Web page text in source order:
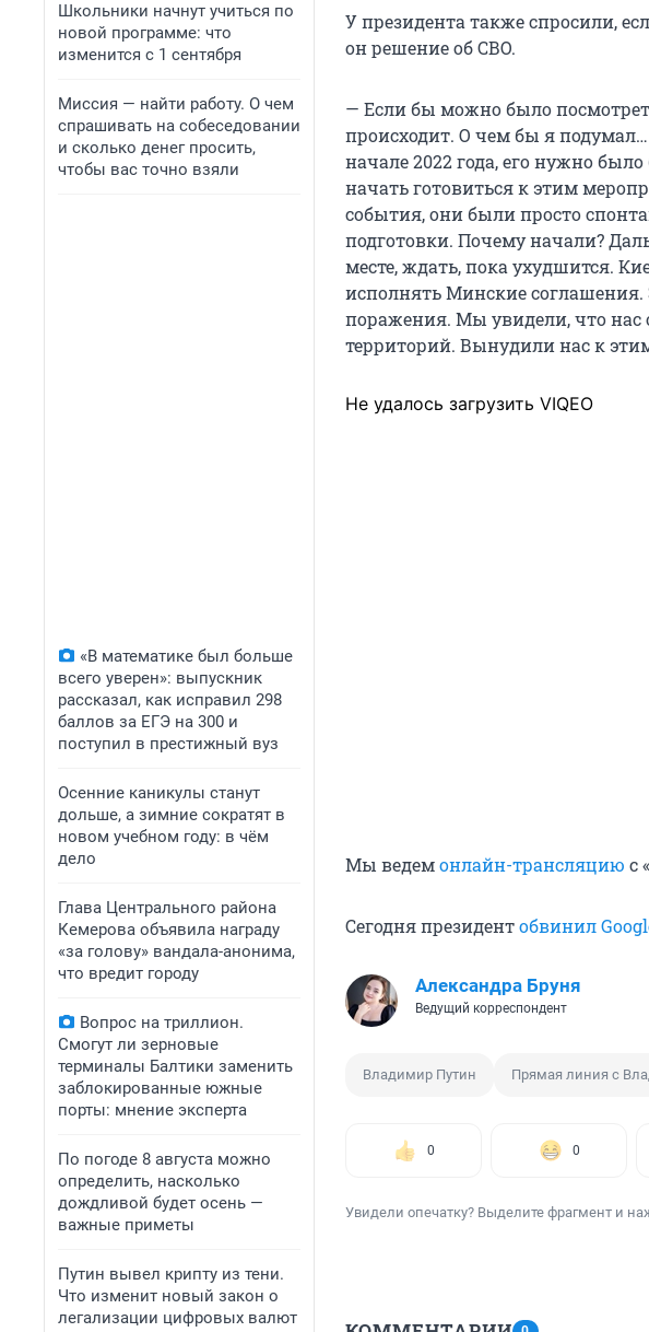
Школьники начнут учиться по
новой программе: что
изменится с 1 сентября
Миссия — найти работу. О чем
спрашивать на собеседовании
и сколько денег просить,
чтобы вас точно взяли
«В математике был больше
всего уверен»: выпускник
рассказал, как исправил 298
баллов за ЕГЭ на 300 и
поступил в престижный вуз
Осенние каникулы станут
дольше, а зимние сократят в
новом учебном году: в чём
дело
Глава Центрального района
Кемерова объявила награду
«за голову» вандала-анонима,
что вредит городу
Вопрос на триллион.
Смогут ли зерновые
терминалы Балтики заменить
заблокированные южные
порты: мнение эксперта
По погоде 8 августа можно
определить, насколько
дождливой будет осень —
важные приметы
Путин вывел крипту из тени.
Что изменит новый закон о
легализации цифровых валют
У президента также спросили,
он решение об СВО.
— Если бы можно было
происходит. О чем бы я
начале 2022 года, его нужно
начать готовиться к этим
события, они были просто
подготовки. Почему начали?
месте, ждать, пока ухудшится.
исполнять Минские соглашения.
поражения. Мы увидели, что нас
территорий. Вынудили нас к
Не удалось загрузить VIQEO
Мы ведемонлайн-трансляцию с
Сегодня президентобвинил
Александра Бруня
Ведущий корреспондент
Владимир Путин Прямая линия с
0 0
Увидели опечатку? Выделите фрагмент и